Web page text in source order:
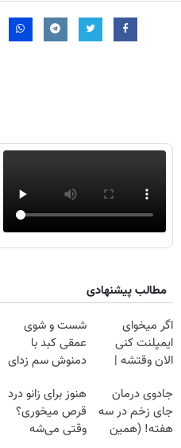
مطالب پیشنهادی
اگر میخوای
ایمپلنت کنی
الان وقتشه |
میلیون تومان!!!
شست و شوی
عمقی کبد با
دمنوش سم زدای
جادوی درمان
جای زخم در سه
هفته! (همین
هنوز برای زانو درد
قرص میخوری؟
وقتی می‌شه